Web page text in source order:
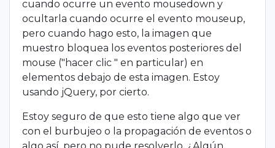
cuando ocurre un evento mousedown y
ocultarla cuando ocurre el evento mouseup,
pero cuando hago esto, la imagen que
muestro bloquea los eventos posteriores del
mouse ("hacer clic " en particular) en
elementos debajo de esta imagen. Estoy
usando jQuery, por cierto.
Estoy seguro de que esto tiene algo que ver
con el burbujeo o la propagación de eventos o